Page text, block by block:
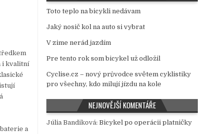
i kvalitní
a
Toto teplo na bicykli nedávam
Jaký nosič kol na auto si vybrat
V zime nerád jazdím
Pre tento rok som bicykel už odložil
Cyclise.cz – nový průvodce světem cyklistiky
pro všechny, kdo milují jízdu na kole
NEJNOVĚJŠÍ KOMENTÁŘE
Júlia Bandiková: Bicykel po operácii platničky